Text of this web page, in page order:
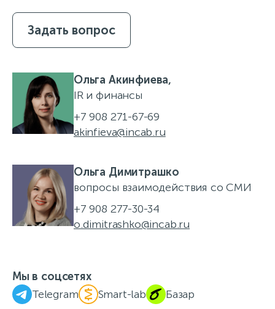
Задать вопрос
Ольга Акинфиева,
IR и финансы
+7 908 271-67-69
akinfieva@incab.ru
Ольга Димитрашко
вопросы взаимодействия со СМИ
+7 908 277-30-34
o.dimitrashko@incab.ru
Мы в соцсетях
Telegram
Smart-lab Базар